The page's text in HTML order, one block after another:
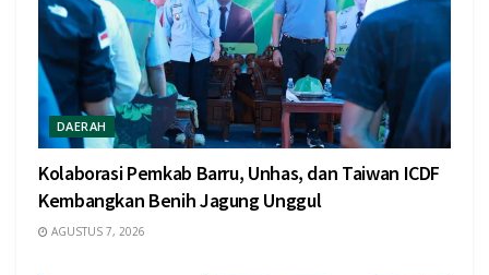
DAERAH
Kolaborasi Pemkab Barru, Unhas, dan Taiwan ICDF
Kembangkan Benih Jagung Unggul
AGUSTUS 7, 2026